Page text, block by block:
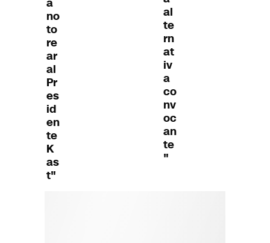
no
to
re
ar
al
Pr
es
id
en
te
K
as
t"
al
te
rn
at
iv
a
co
nv
oc
an
te
"